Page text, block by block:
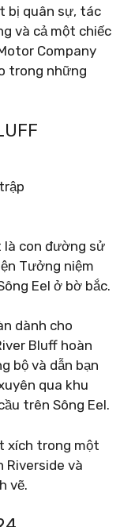
bị quân sự, tác
và cả một chiếc
Company
trong những
là con đường sử
Tưởng niệm
Eel ở bờ bắc.
dành cho
Bluff hoàn
bộ và dẫn bạn
qua khu
trên Sông Eel.
xích trong một
Riverside và
vẽ.